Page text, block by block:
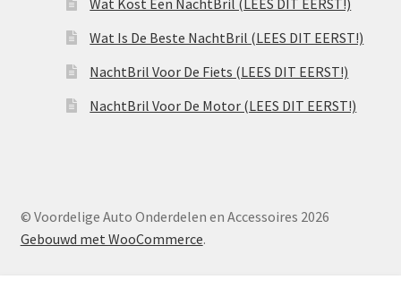
Wat Kost Een NachtBril (LEES DIT EERST!)
Wat Is De Beste NachtBril (LEES DIT EERST!)
NachtBril Voor De Fiets (LEES DIT EERST!)
NachtBril Voor De Motor (LEES DIT EERST!)
© Voordelige Auto Onderdelen en Accessoires 2026
Gebouwd met WooCommerce.